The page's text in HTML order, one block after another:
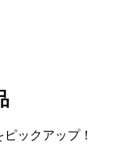
ックアップ！